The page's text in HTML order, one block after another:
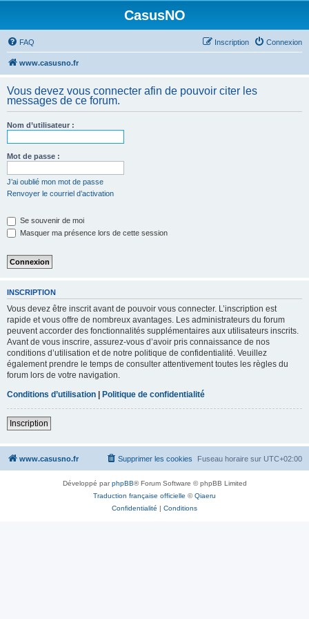
CasusNO
FAQ Connexion
Inscription
www.casusno.fr
Vous devez vous connecter afin de pouvoir citer les
messages de ce forum.
Nom d’utilisateur :
Mot de passe :
J’ai oublié mon mot de passe
Renvoyer le courriel d’activation
Se souvenir de moi
Masquer ma présence lors de cette session
INSCRIPTION
Vous devez être inscrit avant de pouvoir vous connecter. L’inscription est
rapide et vous offre de nombreux avantages. Les administrateurs du forum
peuvent accorder des fonctionnalités supplémentaires aux utilisateurs inscrits.
Avant de vous inscrire, assurez-vous d’avoir pris connaissance de nos
conditions d’utilisation et de notre politique de confidentialité. Veuillez
également prendre le temps de consulter attentivement toutes les règles du
forum lors de votre navigation.
Conditions d’utilisation | Politique de confidentialité
Inscription
www.casusno.fr Fuseau horaire sur UTC+02:00
Supprimer les cookies
Développé parphpBB® Forum Software © phpBB Limited
Traduction française officielle ©Qiaeru
Confidentialité | Conditions